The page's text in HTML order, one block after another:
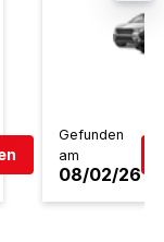
Gefunden
am
08/02/26